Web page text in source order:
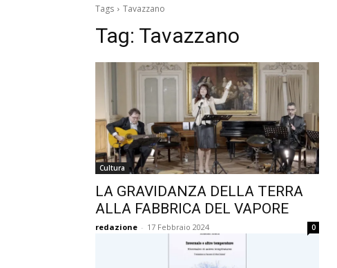
Tags Tavazzano
Tag: Tavazzano
Cultura
LA GRAVIDANZA DELLA TERRA
ALLA FABBRICA DEL VAPORE
redazione - 17 Febbraio 2024 0